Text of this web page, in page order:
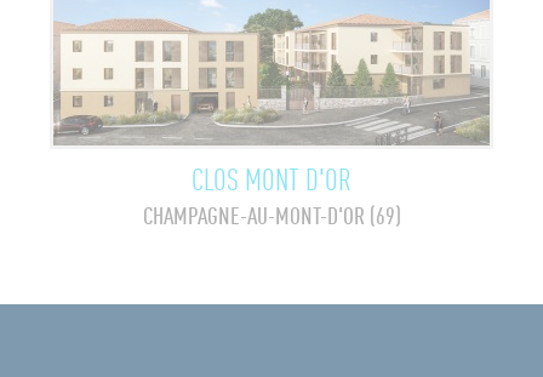
CLOS MONT D'OR
CHAMPAGNE-AU-MONT-D'OR (69)